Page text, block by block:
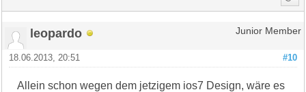
leopardo Junior Member
#10
18.06.2013, 20:51
Allein schon wegen dem jetzigem ios7 Design, wäre es